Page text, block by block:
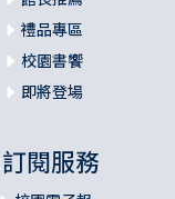
禮品專區
校園書饗
即將登場
訂閱服務